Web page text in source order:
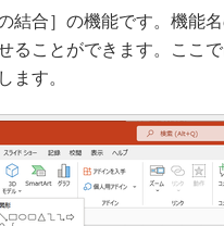
合］の機能です。機能
ることができます。ここ
ます。